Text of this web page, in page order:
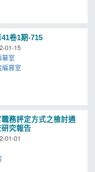
卷1期-715
01-15
纂室
務評定方式之檢討通
究報告
01-01